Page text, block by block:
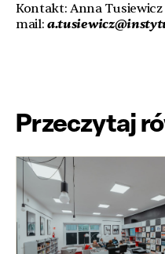
Kontakt: Anna Tusiewicz
mail:
Przeczytaj